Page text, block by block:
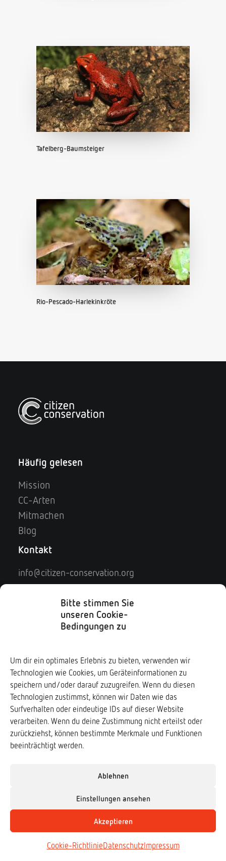
Bitte stimmen Sie
unseren Cookie-
Bedingungen zu
Um dir ein optimales Erlebnis zu bieten, verwenden wir
Technologien wie Cookies, um Geräteinformationen zu
speichern und/oder darauf zuzugreifen. Wenn du diesen
Technologien zustimmst, können wir Daten wie das
Surfverhalten oder eindeutige IDs auf dieser Website
verarbeiten. Wenn du deine Zustimmung nicht erteilst oder
zurückziehst, können bestimmte Merkmale und Funktionen
beeinträchtigt werden.
Akzeptieren
Ablehnen
Einstellungen ansehen
Cookie-RichtlinieDatenschutzImpressum
Tafelberg-Baumsteiger
Rio-Pescado-Harlekinkröte
Häufig gelesen
Mission
CC-Arten
Mitmachen
Blog
Kontakt
info@citizen-conservation.org
Kontaktformular
Impressum
Datenschutz
Downloads ↓
Frogs & Friends e.V.
Verband der Zoologischen Gärten e.V. (VdZ)
www.vdz-zoos.org
Deutsche Gesellschaft für Herpetologie und
Terrarienkunde e.V. (DGHT)
www.dght.de